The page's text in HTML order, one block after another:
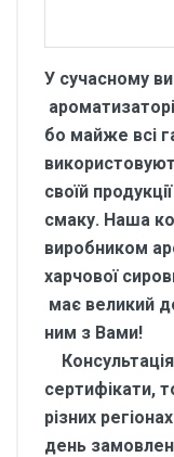
У сучасному
бо майже всі
своїй
смаку. Наша
виробником
харчової
має великий
ним з Вами!
Консультація
сертифікати,
різних
день